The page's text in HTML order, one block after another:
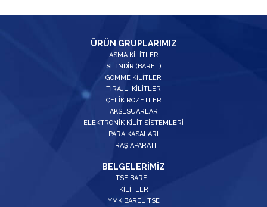
ÜRÜN GRUPLARIMIZ
ASMA KİLİTLER
SİLİNDİR (BAREL)
GÖMME KİLİTLER
TİRAJLI KİLİTLER
ÇELİK ROZETLER
AKSESUARLAR
ELEKTRONİK KİLİT SİSTEMLERİ
PARA KASALARI
TRAŞ APARATI
BELGELERİMİZ
TSE BAREL
KİLİTLER
YMK BAREL TSE